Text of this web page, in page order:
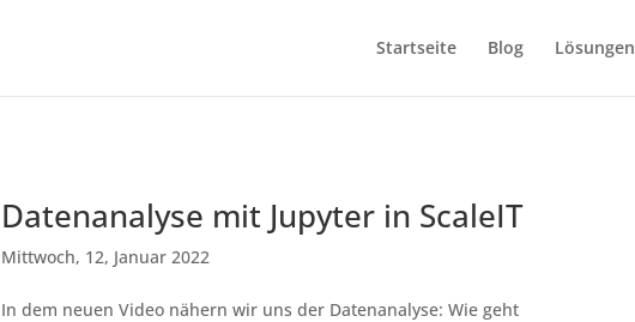
Startseite Blog Lösungen
Datenanalyse mit Jupyter in ScaleIT
Mittwoch, 12, Januar 2022
In dem neuen Video nähern wir uns der Datenanalyse: Wie geht